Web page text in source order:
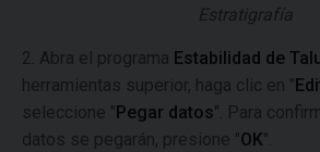
Estratigrafía
2. Abra el programa Estabilidad de
herramientas superior, haga clic en "
seleccione " Pegar datos". Para
datos se pegarán, presione "OK".